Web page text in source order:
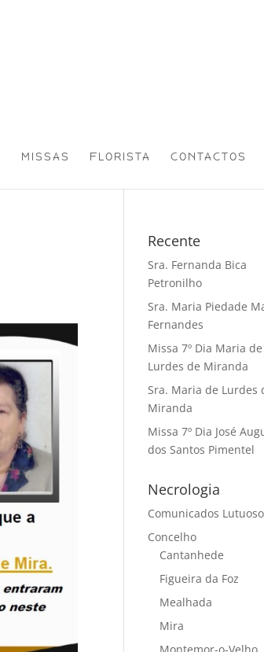
MISSAS FLORISTA CONTACTOS
Recente
Sra. Fernanda Bica
Petronilho
Sra. Maria Piedade
Fernandes
Missa 7º Dia Maria de
Lurdes de Miranda
Sra. Maria de Lurdes
Miranda
Missa 7º Dia José
dos Santos Pimentel
Necrologia
Comunicados
Concelho
Cantanhede
Figueira da Foz
Mealhada
Mira